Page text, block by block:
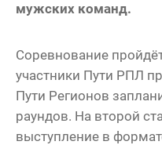
мужских команд.
Соревнование
участники Пути РПЛ
Пути Регионов
раундов. На второй
выступление в